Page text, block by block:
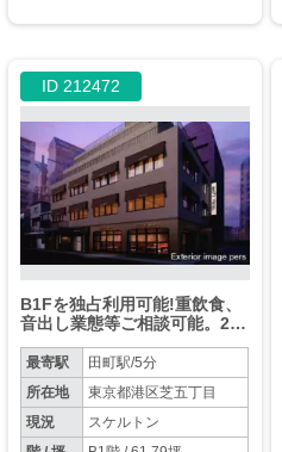
ID 212472
B1Fを独占利用可能!重飲食、
音出し業態等ご相談可能。2階
(賃料：税込1,680,800円）
最寄駅
田町駅/5分
所在地
東京都港区芝五丁目
現況
スケルトン